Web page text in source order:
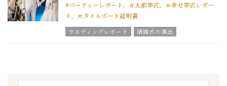
#パーティーレポート、＃人前挙式、＃幸せ挙式レポー
ト、＃タイルボード証明書
ウエディングレポート
結婚式の演出
チームグラツィエメンバー
グラツィエについて